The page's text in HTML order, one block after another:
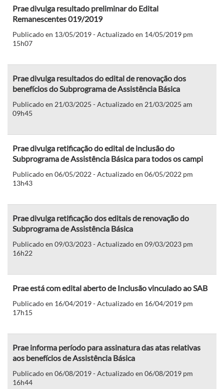
Prae divulga resultado preliminar do Edital
Remanescentes 019/2019
Publicado en 13/05/2019 - Actualizado en 14/05/2019 pm
15h07
Prae divulga resultados do edital de renovação dos
benefícios do Subprograma de Assistência Básica
Publicado en 21/03/2025 - Actualizado en 21/03/2025 am
09h45
Prae divulga retificação do edital de inclusão do
Subprograma de Assistência Básica para todos os campi
Publicado en 06/05/2022 - Actualizado en 06/05/2022 pm
13h43
Prae divulga retificação dos editais de renovação do
Subprograma de Assistência Básica
Publicado en 09/03/2023 - Actualizado en 09/03/2023 pm
16h22
Prae está com edital aberto de Inclusão vinculado ao SAB
Publicado en 16/04/2019 - Actualizado en 16/04/2019 pm
17h15
Prae informa período para assinatura das atas relativas
aos benefícios de Assistência Básica
Publicado en 06/08/2019 - Actualizado en 06/08/2019 pm
16h44